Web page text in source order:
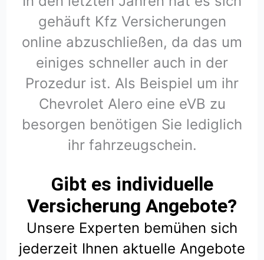
gehäuft Kfz Versicherungen
online abzuschließen, da das um
einiges schneller auch in der
Prozedur ist. Als Beispiel um ihr
Chevrolet Alero eine eVB zu
besorgen benötigen Sie lediglich
ihr fahrzeugschein.
Gibt es individuelle
Versicherung Angebote?
Unsere Experten bemühen sich
jederzeit Ihnen aktuelle Angebote